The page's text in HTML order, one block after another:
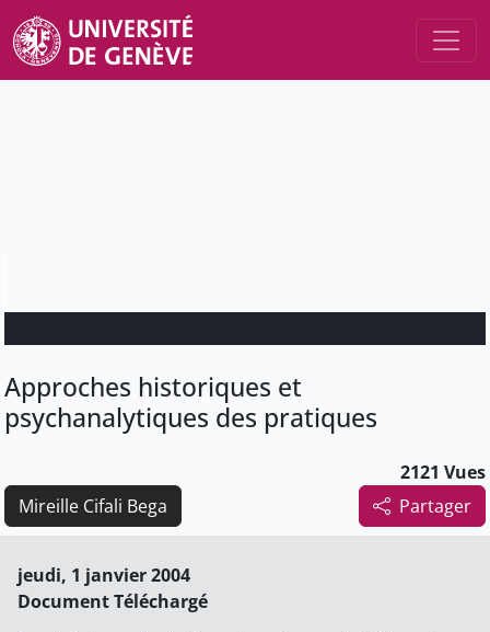
Approches historiques et
psychanalytiques des pratiques
2121 Vues
Partager
Mireille Cifali Bega
jeudi, 1 janvier 2004
Document Téléchargé